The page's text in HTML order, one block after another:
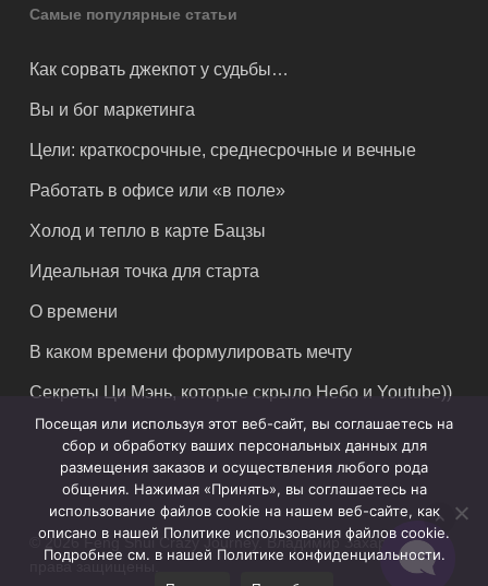
Самые популярные статьи
Как сорвать джекпот у судьбы…
Вы и бог маркетинга
Цели: краткосрочные, среднесрочные и вечные
Работать в офисе или «в поле»
Холод и тепло в карте Бацзы
Идеальная точка для старта
О времени
В каком времени формулировать мечту
Секреты Ци Мэнь, которые скрыло Небо и Youtube))
© 2026 Feng Shui Crazy Journey. Владимир Захаров. Все
права защищены.
Посещая или используя этот веб-сайт, вы соглашаетесь на
сбор и обработку ваших персональных данных для
размещения заказов и осуществления любого рода
общения. Нажимая «Принять», вы соглашаетесь на
использование файлов cookie на нашем веб-сайте, как
описано в нашей Политике использования файлов cookie.
Подробнее см. в нашей Политике конфиденциальности.